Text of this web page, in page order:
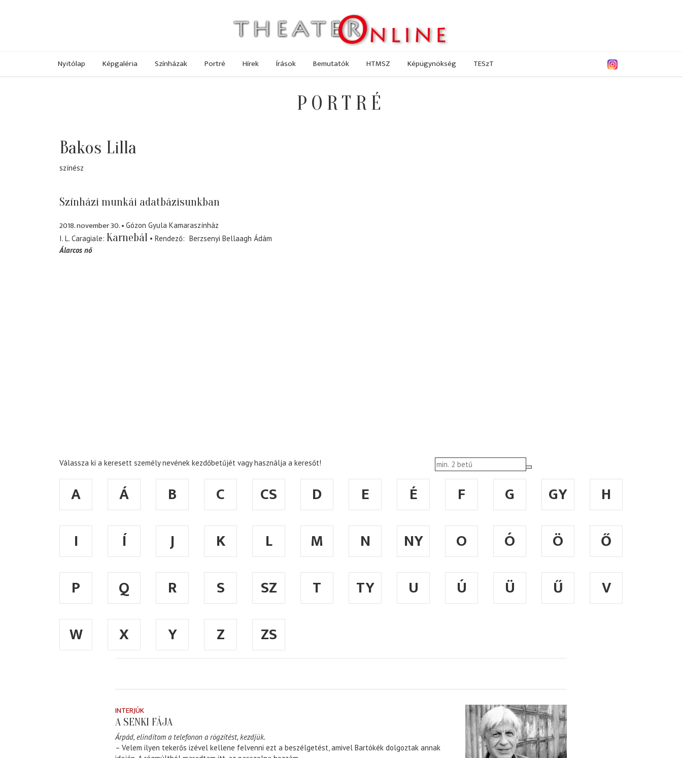
Nyitólap Képgaléria Színházak Portré Hírek Írások Bemutatók HTMSZ Képügynökség TESzT
PORTRÉ
Bakos Lilla
színész
Színházi munkái adatbázisunkban
2018. november 30.
Gózon Gyula Kamaraszínház
I. L. Caragiale Karnebál Rendező
Berzsenyi Bellaagh Ádám
Álarcos nő
Válassza ki a keresett személy nevének kezdőbetűjét vagy használja a keresőt!
A Á B C CS D E É F G GY
H
I
Í J K L M N NY O Ó Ö
Ő
P
Q R S SZ T TY U Ú Ü Ű
V
W
X Y Z ZS
INTERJÚK
A SENKI FÁJA
Árpád, elindítom a telefonon a rögzítést, kezdjük.
– Velem ilyen tekerős izével kellene felvenni ezt a beszélgetést, amivel Bartókék dolgoztak annak